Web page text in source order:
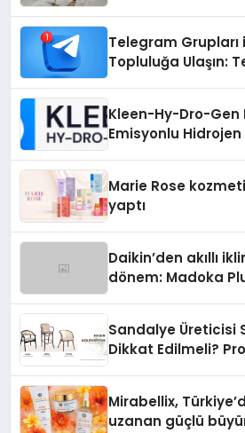
Telegram Grupları
Topluluğa Ulaşın:
Kleen-Hy-Dro-Gen
Emisyonlu Hidrojen
Marie Rose
yaptı
Daikin’den akıllı
dönem: Madoka
Sandalye Üreticisi
Dikkat Edilmeli?
Mirabellix,
uzanan güçlü